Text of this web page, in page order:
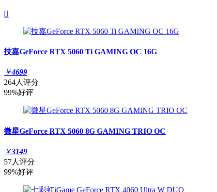

技嘉GeForce RTX 5060 Ti GAMING OC 16G
￥4699
264人评分
99%好评
微星GeForce RTX 5060 8G GAMING TRIO OC
￥3149
57人评分
99%好评